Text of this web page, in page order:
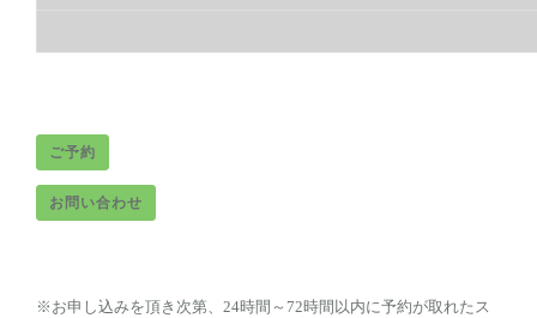
ご予約
お問い合わせ
※お申し込みを頂き次第、24時間～72時間以内に予約が取れたス